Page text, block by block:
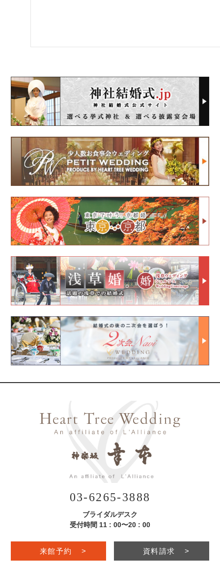
03-6265-3888
ブライダルデスク
受付時間 11 : 00〜20 : 00
来館予約 > 資料請求 >